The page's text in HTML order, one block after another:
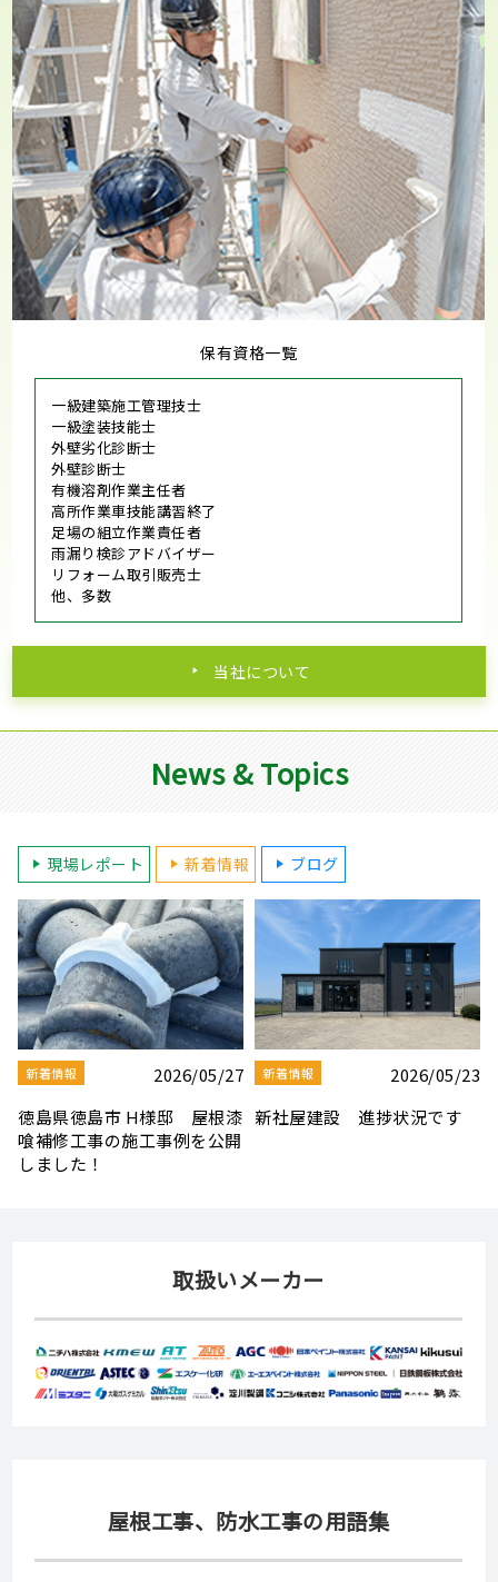
保有資格一覧
一級建築施工管理技士
一級塗装技能士
外壁劣化診断士
外壁診断士
有機溶剤作業主任者
高所作業車技能講習終了
足場の組立作業責任者
雨漏り検診アドバイザー
リフォーム取引販売士
他、多数
当社について
News & Topics
現場レポート 新着情報 ブログ
新着情報
2026/08/03
夏季休業のお知らせ
新着情報
2026/07/30
【社屋移転のお知らせ】
取扱いメーカー
屋根工事、防水工事の用語集